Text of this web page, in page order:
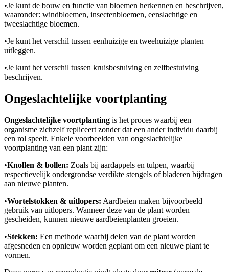
•Je kunt de bouw en functie van bloemen herkennen en beschrijven,
waaronder: windbloemen, insectenbloemen, eenslachtige en
tweeslachtige bloemen.
•Je kunt het verschil tussen eenhuizige en tweehuizige planten
uitleggen.
•Je kunt het verschil tussen kruisbestuiving en zelfbestuiving
beschrijven.
Ongeslachtelijke voortplanting
Ongeslachtelijke voortplanting is het proces waarbij een
organisme zichzelf repliceert zonder dat een ander individu daarbij
een rol speelt. Enkele voorbeelden van ongeslachtelijke
voortplanting van een plant zijn:
•Knollen & bollen: Zoals bij aardappels en tulpen, waarbij
respectievelijk ondergrondse verdikte stengels of bladeren bijdragen
aan nieuwe planten.
•Wortelstokken & uitlopers: Aardbeien maken bijvoorbeeld
gebruik van uitlopers. Wanneer deze van de plant worden
gescheiden, kunnen nieuwe aardbeienplanten groeien.
•Stekken: Een methode waarbij delen van de plant worden
afgesneden en opnieuw worden geplant om een nieuwe plant te
vormen.